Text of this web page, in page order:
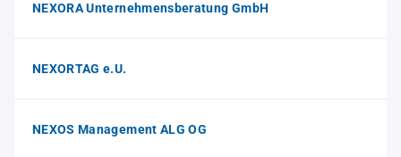
NEXORA Unternehmensberatung GmbH
NEXORTAG e.U.
NEXOS Management ALG OG